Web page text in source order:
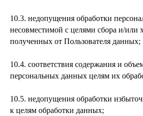
10.3. недопущения обработки
несовместимой с целями сбора и/или
полученных от Пользователя данных;
10.4. соответствия содержания и
персональных данных целям их
10.5. недопущения обработки
к целям обработки данных;